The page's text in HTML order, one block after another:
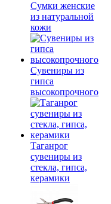
Сумки женские
из натуральной
кожи
Сувениры из
гипса
высокопрочного
Таганрог
сувениры из
стекла, гипса,
керамики